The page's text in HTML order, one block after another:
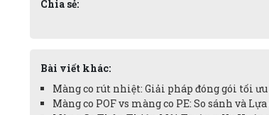
Chia sẻ:
Bài viết khác:
Màng co rút nhiệt: Giải pháp đóng gói tối ưu
Màng co POF vs màng co PE: So sánh và